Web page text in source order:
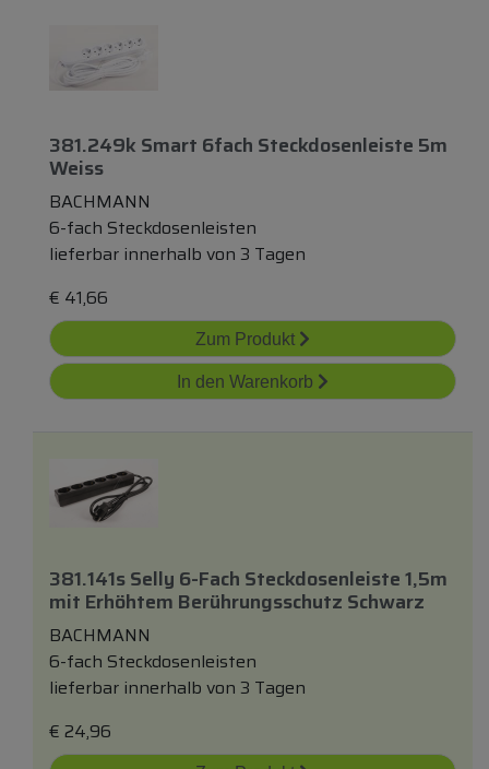
381.249k Smart 6fach Steckdosenleiste 5m
Weiss
BACHMANN
6-fach Steckdosenleisten
lieferbar innerhalb von 3 Tagen
€ 41,66
Zum Produkt
In den Warenkorb
381.141s Selly 6-Fach Steckdosenleiste 1,5m
mit Erhöhtem Berührungsschutz Schwarz
BACHMANN
6-fach Steckdosenleisten
lieferbar innerhalb von 3 Tagen
€ 24,96